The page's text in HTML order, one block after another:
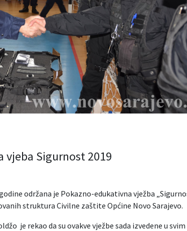
vjeba Sigurnost 2019
održana je Pokazno-edukativna vježba
struktura Civilne zaštite Općine Novo Sarajevo.
je rekao da su ovakve vježbe sada izvedene u svim